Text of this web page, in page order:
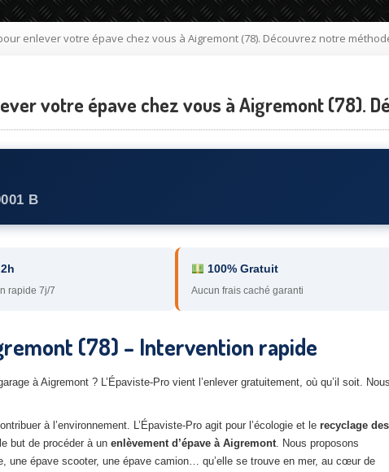
enlever votre épave chez vous à Aigremont (78). Découvrez notre
votre épave chez vous à Aigremont (78).
B
rapide 7j/7
100% Gratuit
Aucun frais caché garanti
(78) – Intervention rapide
à Aigremont ? L’Épaviste-Pro vient l’enlever gratuitement, où qu’il soit.
à l’environnement. L’Épaviste-Pro agit pour l’écologie et le recyclage des
but de procéder à un enlèvement d’épave à Aigremont. Nous proposons
une épave scooter, une épave camion… qu’elle se trouve en mer, au cœur de